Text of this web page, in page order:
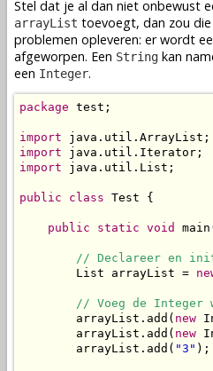
Stel dat je al dan niet onbewust
arrayList toevoegt, dan zou
problemen opleveren: er wordt
afgeworpen. Een String kan
een Integer.
package test;
import
import
import java.util.List;
public class Test {
public static void
// Declareer en
        List arrayList =
// Voeg de Integer
        arrayList.add(
new
        arrayList.add(
new
        arrayList.add(
"3" );